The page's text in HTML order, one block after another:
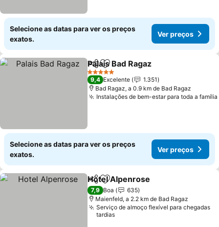
Selecione as datas para ver os preços
exatos.
Ver preços
PartilharAdicionar aos favoritos
Palais Bad Ragaz
5 Estrelas
9,4 Excelente
1.351
Bad Ragaz, a 0.9 km de Bad Ragaz
Instalações de bem-estar para toda a família
Selecione as datas para ver os preços
exatos.
Ver preços
PartilharAdicionar aos favoritos
Hotel Alpenrose
7,9 Boa
635
Maienfeld, a 2.2 km de Bad Ragaz
Serviço de almoço flexível para chegadas
tardias